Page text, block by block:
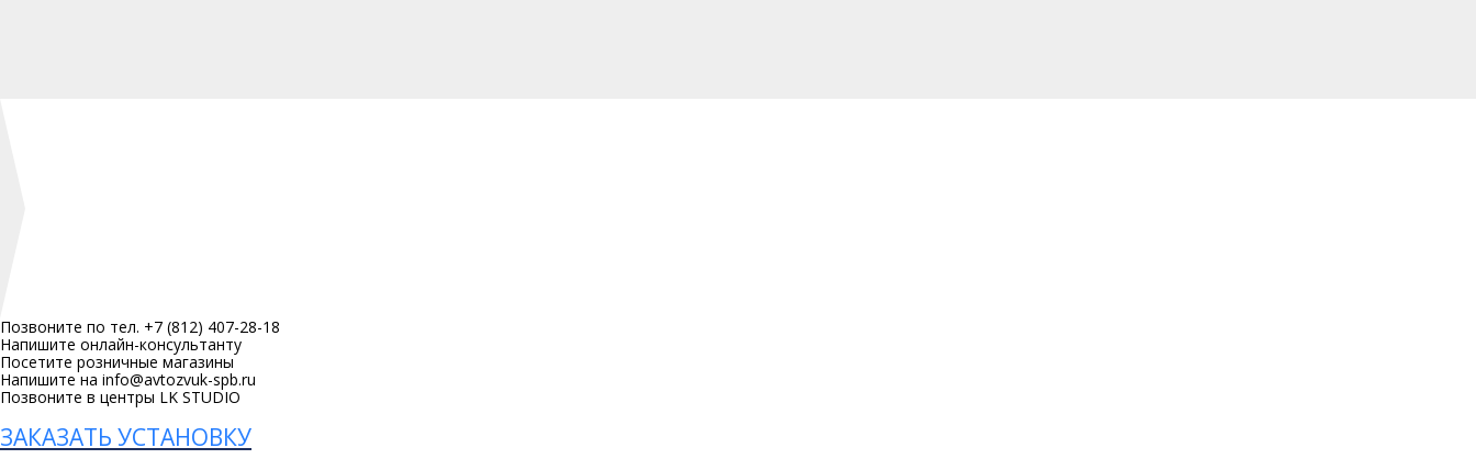
Позвоните по тел. +7 (812) 407-28-18
Напишите онлайн-консультанту
Посетите розничные магазины
Напишите на info@avtozvuk-spb.ru
Позвоните в центры LK STUDIO
ЗАКАЗАТЬ УСТАНОВКУ